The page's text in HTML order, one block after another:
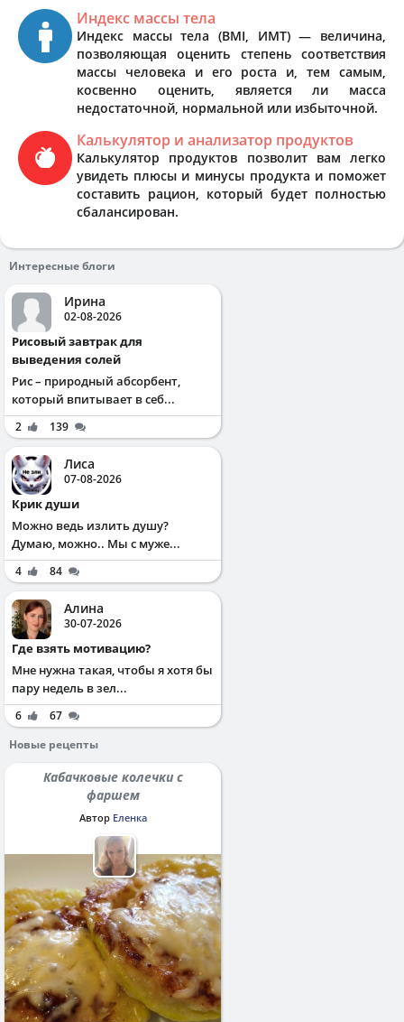
Индекс массы тела
Индекс массы тела (BMI, ИМТ) — величина,
позволяющая оценить степень соответствия
массы человека и его роста и, тем самым,
косвенно оценить, является ли масса
недостаточной, нормальной или избыточной.
Калькулятор и анализатор продуктов
Калькулятор продуктов позволит вам легко
увидеть плюсы и минусы продукта и поможет
составить рацион, который будет полностью
сбалансирован.
Интересные блоги
Ирина
02-08-2026
Рисовый завтрак для
выведения солей
Рис – природный абсорбент,
который впитывает в себ...
2 139
Лиса
07-08-2026
Крик души
Можно ведь излить душу?
Думаю, можно.. Мы с муже...
4 84
Алина
30-07-2026
Где взять мотивацию?
Мне нужна такая, чтобы я хотя бы
пару недель в зел...
6
67
Новые рецепты
Кабачковые колечки с
фаршем
Автор Еленка